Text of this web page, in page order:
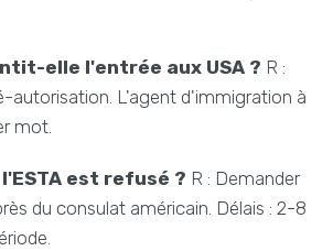
elle l'entrée aux USA ? R :
autorisation. L'agent d'immigration à
mot.
est refusé ? R : Demander
du consulat américain. Délais : 2-8